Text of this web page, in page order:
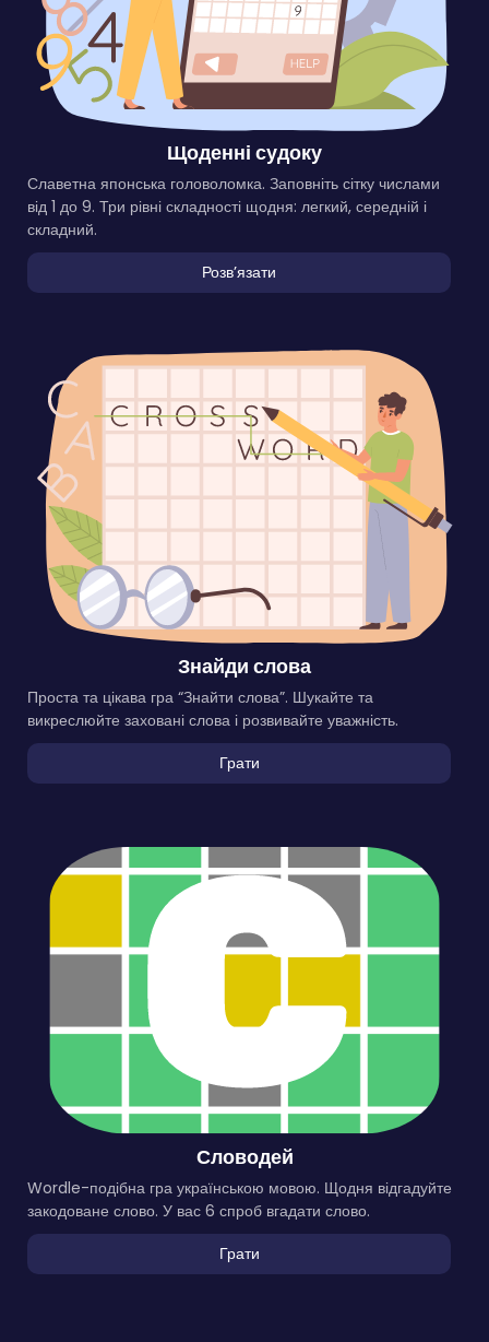
Щоденні судоку
Славетна японська головоломка. Заповніть сітку числами
від 1 до 9. Три рівні складності щодня: легкий, середній і
складний.
Розвʼязати
Знайди слова
Проста та цікава гра “Знайти слова”. Шукайте та
викреслюйте заховані слова і розвивайте уважність.
Грати
Словодей
Wordle-подібна гра українською мовою. Щодня відгадуйте
закодоване слово. У вас 6 спроб вгадати слово.
Грати